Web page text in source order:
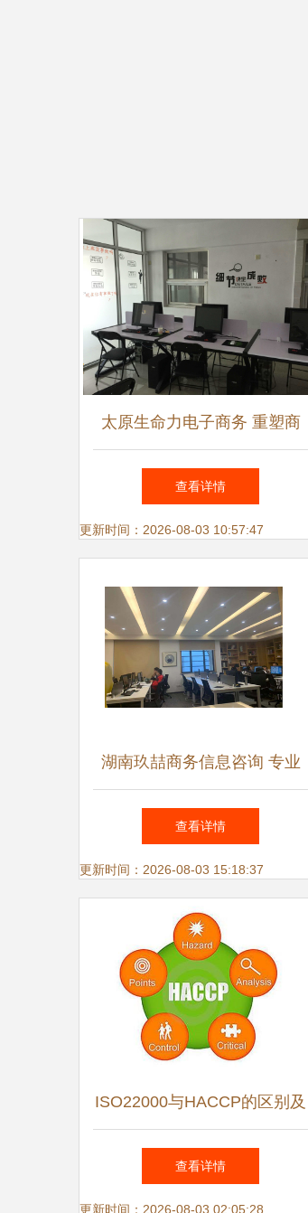
太原生命力电子商务 重塑商
务信息咨询服务新路径
查看详情
更新时间：2026-08-03 10:57:47
湖南玖喆商务信息咨询 专业
之选，助推企业稳健发展
查看详情
更新时间：2026-08-03 15:18:37
ISO22000与HACCP的区别及
商务应用解读
查看详情
更新时间：2026-08-03 02:05:28